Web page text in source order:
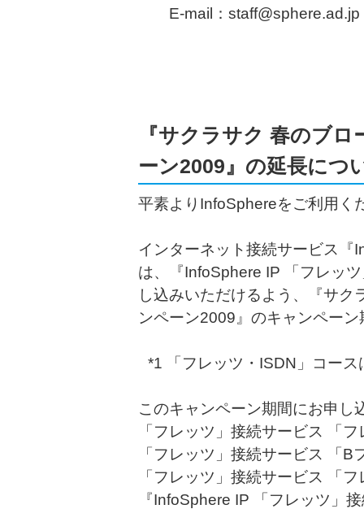
E-mail：staff@sphere.ad.jp
『サクラサク 春のブ
ーン2009』の延長につ
平素よりInfoSphereをご利用く
インターネット接続サービス『
は、『InfoSphere IP 「フレッ
し込みいただけるよう、『サク
ンペーン2009』のキャンペー
*1 「フレッツ・ISDN」コー
このキャンペーン期間にお申し
「フレッツ」接続サービス 「
「フレッツ」接続サービス 「
「フレッツ」接続サービス 「
『InfoSphere IP 「フレッツ」